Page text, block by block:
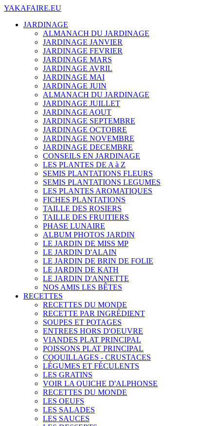
YAKAFAIRE.EU
JARDINAGE
ALMANACH DU JARDINAGE
JARDINAGE JANVIER
JARDINAGE FEVRIER
JARDINAGE MARS
JARDINAGE AVRIL
JARDINAGE MAI
JARDINAGE JUIN
ALMANACH DU JARDINAGE
JARDINAGE JUILLET
JARDINAGE AOUT
JARDINAGE SEPTEMBRE
JARDINAGE OCTOBRE
JARDINAGE NOVEMBRE
JARDINAGE DECEMBRE
CONSEILS EN JARDINAGE
LES PLANTES DE A à Z
SEMIS PLANTATIONS FLEURS
SEMIS PLANTATIONS LEGUMES
LES PLANTES AROMATIQUES
FICHES PLANTATIONS
TAILLE DES ROSIERS
TAILLE DES FRUITIERS
PHASE LUNAIRE
ALBUM PHOTOS JARDIN
LE JARDIN DE MISS MP
LE JARDIN D'ALAIN
LE JARDIN DE BRIN DE FOLIE
LE JARDIN DE KATH
LE JARDIN D'ANNETTE
NOS AMIS LES BÊTES
RECETTES
RECETTES DU MONDE
RECETTE PAR INGRÉDIENT
SOUPES ET POTAGES
ENTREES HORS D'OEUVRE
VIANDES PLAT PRINCIPAL
POISSONS PLAT PRINCIPAL
COQUILLAGES - CRUSTACES
LÉGUMES ET FÉCULENTS
LES GRATINS
VOIR LA QUICHE D'ALPHONSE
RECETTES DU MONDE
LES OEUFS
LES SALADES
LES SAUCES